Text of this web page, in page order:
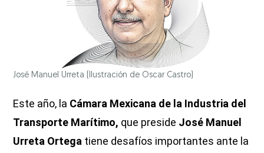
José Manuel Urreta (Ilustración de Oscar Castro)
Este año, la Cámara Mexicana de la Industria del
Transporte Marítimo, que preside José Manuel
Urreta Ortega tiene desafíos importantes ante la